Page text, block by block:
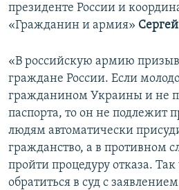
КРЫМ.НЕПОКОРЕННЫЙ
ELIFBE
УКРАИНСКАЯ ПРОБЛЕМА КРЫМА
Все сайты RFE/RL
президенте России и
«Гражданин и армия»
«В российскую армию
граждане России. Если
гражданином Украины и не
паспорта, то он не подлежит
людям автоматически
гражданство, а в противном
пройти процедуру отказа.
обратиться в суд с